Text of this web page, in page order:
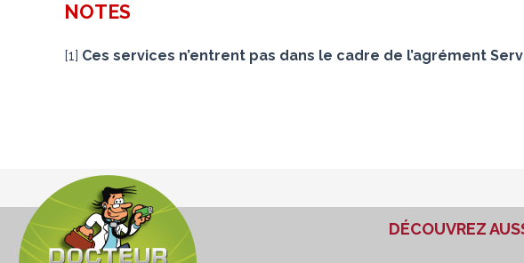
NOTES
[1] Ces services n’entrent pas dans le cadre de l’agrément
DÉCOUVREZ